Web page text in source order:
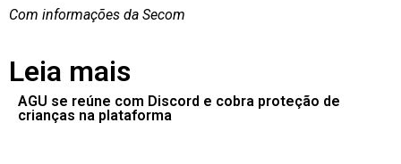
Com informações da Secom
Leia mais
AGU se reúne com Discord e cobra proteção de
crianças na plataforma